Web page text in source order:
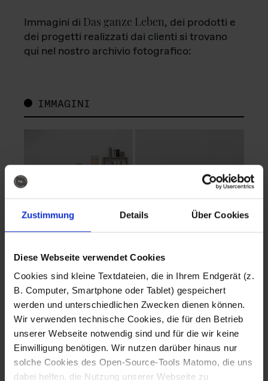
Zustimmung Details Über Cookies
Diese Webseite verwendet Cookies
Cookies sind kleine Textdateien, die in Ihrem Endgerät (z.
B. Computer, Smartphone oder Tablet) gespeichert
werden und unterschiedlichen Zwecken dienen können.
Wir verwenden technische Cookies, die für den Betrieb
unserer Webseite notwendig sind und für die wir keine
Einwilligung benötigen. Wir nutzen darüber hinaus nur
solche Cookies des Open-Source-Tools Matomo, die uns
dabei helfen, die Nutzung unserer Webseite zu
Immagini di Das ganze Leben, dei prodotti e
dei progetti realizzati dai clienti si trovano
qui nel nostro archivio fotografico:
IMMAGINI
Fotografo: Lorenz
Sternbach
Download
Fotografo: Lorenz
Sternbach
Download